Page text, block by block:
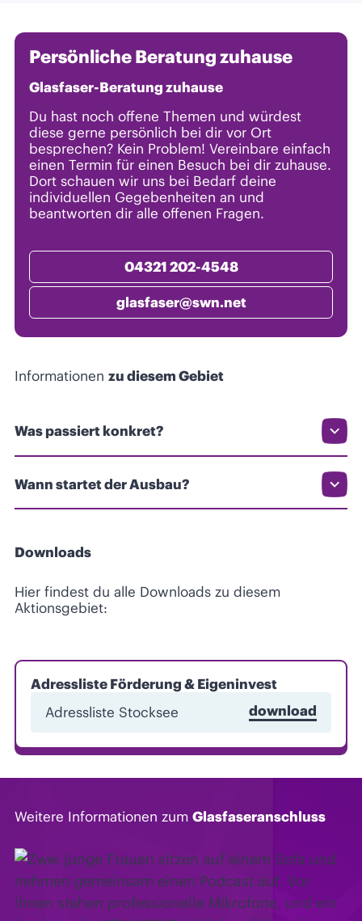
Persönliche Beratung zuhause
Glasfaser-Beratung zuhause
Du hast noch offene Themen und würdest
diese gerne persönlich bei dir vor Ort
besprechen? Kein Problem! Vereinbare einfach
einen Termin für einen Besuch bei dir zuhause.
Dort schauen wir uns bei Bedarf deine
individuellen Gegebenheiten an und
beantworten dir alle offenen Fragen.
04321 202-4548
glasfaser@swn.net
Informationen zu diesem Gebiet
Was passiert konkret?
Wann startet der Ausbau?
Downloads
Hier findest du alle Downloads zu diesem
Aktionsgebiet:
Adressliste Förderung & Eigeninvest
Adressliste Stocksee
download
Weitere Informationen zum Glasfaseranschluss